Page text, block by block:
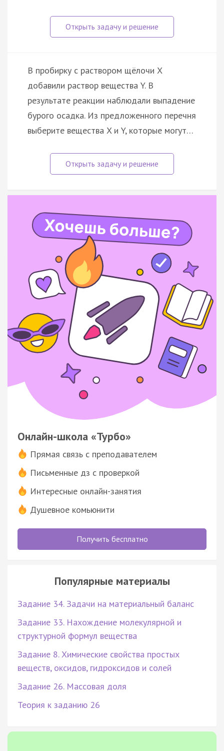
В пробирку с раствором щёлочи X
добавили раствор вещества Y. В
результате реакции наблюдали выпадение
бурого осадка. Из предложенного перечня
выберите вещества X и Y, которые могут…
Онлайн-школа «Турбо»
Прямая связь с преподавателем
Письменные дз с проверкой
Интересные онлайн-занятия
Душевное комьюнити
Получить бесплатно
Популярные материалы
Задание 34. Задачи на материальный баланс
Задание 33. Нахождение молекулярной и
структурной формул вещества
Задание 8. Химические свойства простых
веществ, оксидов, гидроксидов и солей
Задание 26. Массовая доля
Теория к заданию 26